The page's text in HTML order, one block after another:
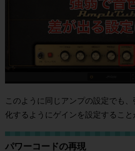
このように同じアンプの設定でも
化するようにゲインを設定すること
パワーコードの再現